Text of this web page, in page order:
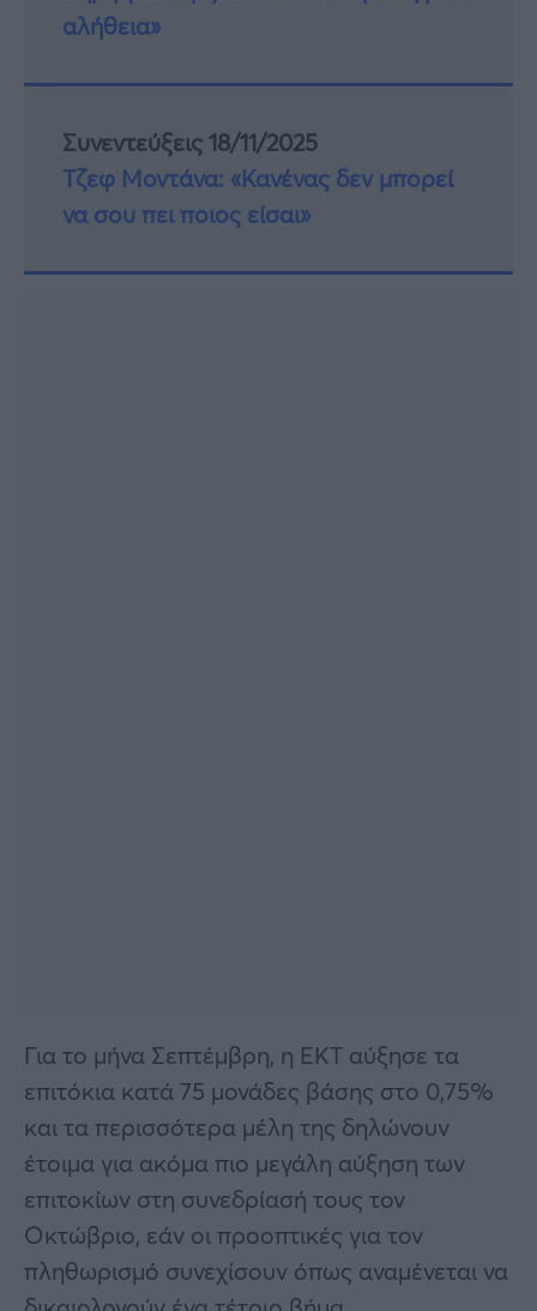
αλήθεια»
Συνεντεύξεις 18/11/2025
Τζεφ Μοντάνα: «Κανένας δεν μπορεί
να σου πει ποιος είσαι»
Για το μήνα Σεπτέμβρη, η ΕΚΤ αύξησε τα
επιτόκια κατά 75 μονάδες βάσης στο 0,75%
και τα περισσότερα μέλη της δηλώνουν
έτοιμα για ακόμα πιο μεγάλη αύξηση των
επιτοκίων στη συνεδρίασή τους τον
Οκτώβριο, εάν οι προοπτικές για τον
πληθωρισμό συνεχίσουν όπως αναμένεται να